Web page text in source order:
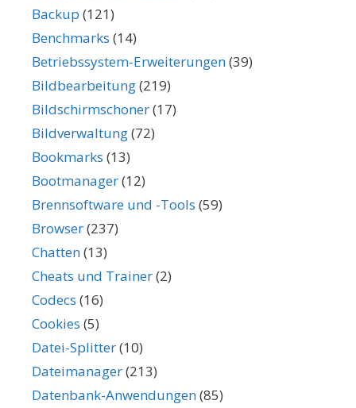
Backup (121)
Benchmarks (14)
Betriebssystem-Erweiterungen(39)
Bildbearbeitung(219)
Bildschirmschoner(17)
Bildverwaltung(72)
Bookmarks (13)
Bootmanager(12)
Brennsoftware und -Tools (59)
Browser(237)
Chatten(13)
Cheats und Trainer(2)
Codecs (16)
Cookies (5)
Datei-Splitter(10)
Dateimanager(213)
Datenbank-Anwendungen(85)